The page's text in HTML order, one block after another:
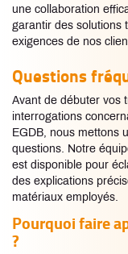
une collaboration
garantir des solutions
exigences de nos
Questions
Avant de débuter vos
interrogations
EGDB, nous mettons
questions. Notre
est disponible pour
des explications
matériaux employés.
Pourquoi faire
?